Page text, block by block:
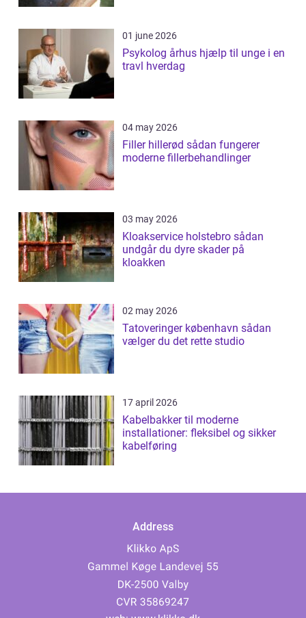
01 june 2026
Psykolog århus hjælp til unge i en
travl hverdag
04 may 2026
Filler hillerød sådan fungerer
moderne fillerbehandlinger
03 may 2026
Kloakservice holstebro sådan
undgår du dyre skader på
kloakken
02 may 2026
Tatoveringer københavn sådan
vælger du det rette studio
17 april 2026
Kabelbakker til moderne
installationer: fleksibel og sikker
kabelføring
Address